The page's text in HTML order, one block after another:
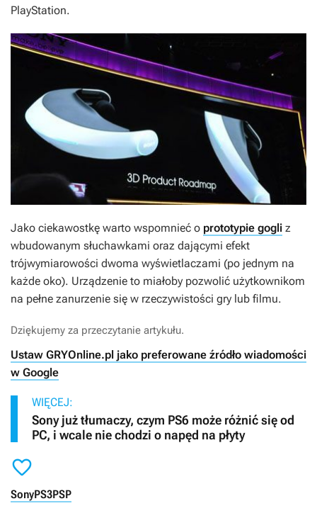
PlayStation.
Jako ciekawostkę warto wspomnieć o prototypie gogli z
wbudowanym słuchawkami oraz dającymi efekt
trójwymiarowości dwoma wyświetlaczami (po jednym na
każde oko). Urządzenie to miałoby pozwolić użytkownikom
na pełne zanurzenie się w rzeczywistości gry lub filmu.
Dziękujemy za przeczytanie artykułu.
Ustaw GRYOnline.pl jako preferowane źródło wiadomości
w Google
WIĘCEJ:
Sony już tłumaczy, czym PS6 może różnić się od
PC, i wcale nie chodzi o napęd na płyty

SonyPS3PSP